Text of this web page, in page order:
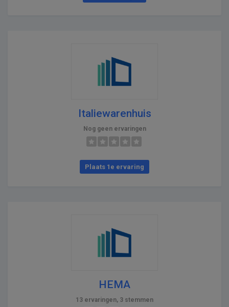
Italiewarenhuis
Nog geen ervaringen
Plaats 1e ervaring
HEMA
13 ervaringen, 3 stemmen